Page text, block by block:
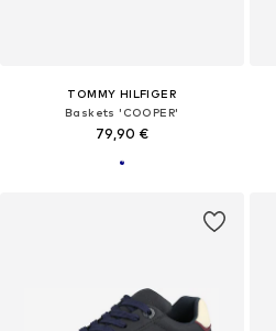
TOMMY HILFIGER
Baskets 'COOPER'
79,90 €